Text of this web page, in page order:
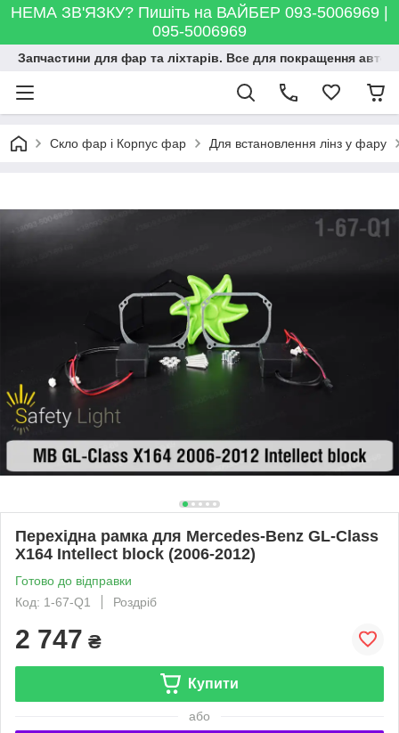
НЕМА ЗВ'ЯЗКУ? Пишіть на ВАЙБЕР 093-5006969 |
095-5006969
Запчастини для фар та ліхтарів. Все для покращення
Скло фар і Корпус фар Для встановлення лінз у фару
Перехідна рамка для Mercedes-Benz GL-Class
X164 Intellect block (2006-2012)
Готово до відправки
Код: 1-67-Q1
Роздріб
2 747 ₴
Купити
або